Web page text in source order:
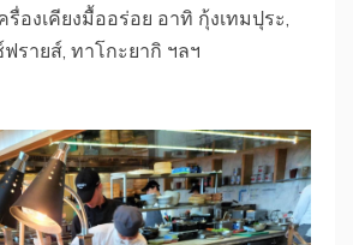
องเคียงมื้ออร่อย อาทิ กุ้งเทมปุระ,
รายส์, ทาโกะยากิ ฯลฯ